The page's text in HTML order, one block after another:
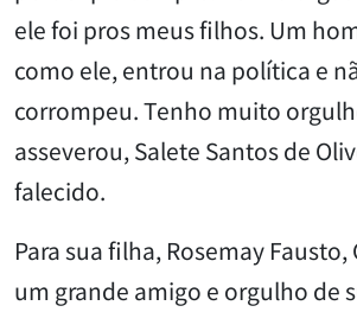
ele foi pros meus filhos. Um
como ele, entrou na política e
corrompeu. Tenho muito
asseverou, Salete Santos de
falecido.
Para sua filha, Rosemay
um grande amigo e orgulho de